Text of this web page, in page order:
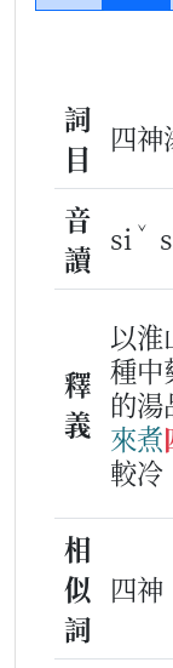
詞
目
四神
音
讀
si ˇ
釋
義
以淮
種中
的湯
來煮
較冷
相
似
詞
四神